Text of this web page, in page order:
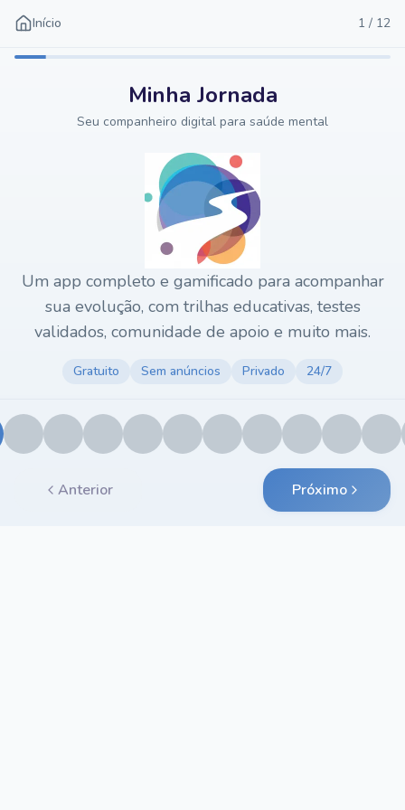
Início 1 / 12
Minha Jornada
Seu companheiro digital para saúde mental
Um app completo e gamificado para acompanhar
sua evolução, com trilhas educativas, testes
validados, comunidade de apoio e muito mais.
Gratuito Sem anúncios Privado 24/7
Anterior Próximo